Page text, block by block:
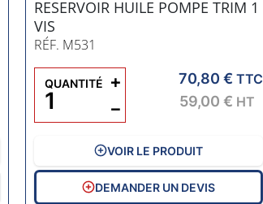
RESERVOIR HUILE POMPE TRIM 1
VIS
RÉF. M531
70,80 € TTC
59,00 € HT
QUANTITÉ
−
+
VOIR LE PRODUIT
DEMANDER UN DEVIS